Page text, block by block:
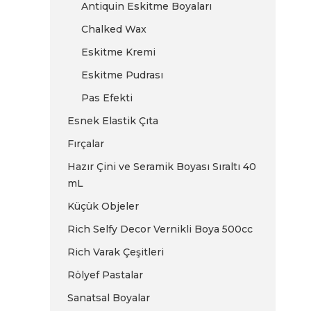
Antiquin Eskitme Boyaları
Chalked Wax
Eskitme Kremi
Eskitme Pudrası
Pas Efekti
Esnek Elastik Çıta
Fırçalar
Hazır Çini ve Seramik Boyası Sıraltı 40
mL
Küçük Objeler
Rich Selfy Decor Vernikli Boya 500cc
Rich Varak Çeşitleri
Rölyef Pastalar
Sanatsal Boyalar